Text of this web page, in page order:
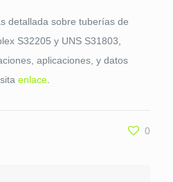
detallada sobre tuberías de
S32205 y UNS S31803,
aplicaciones, y datos
enlace.
0